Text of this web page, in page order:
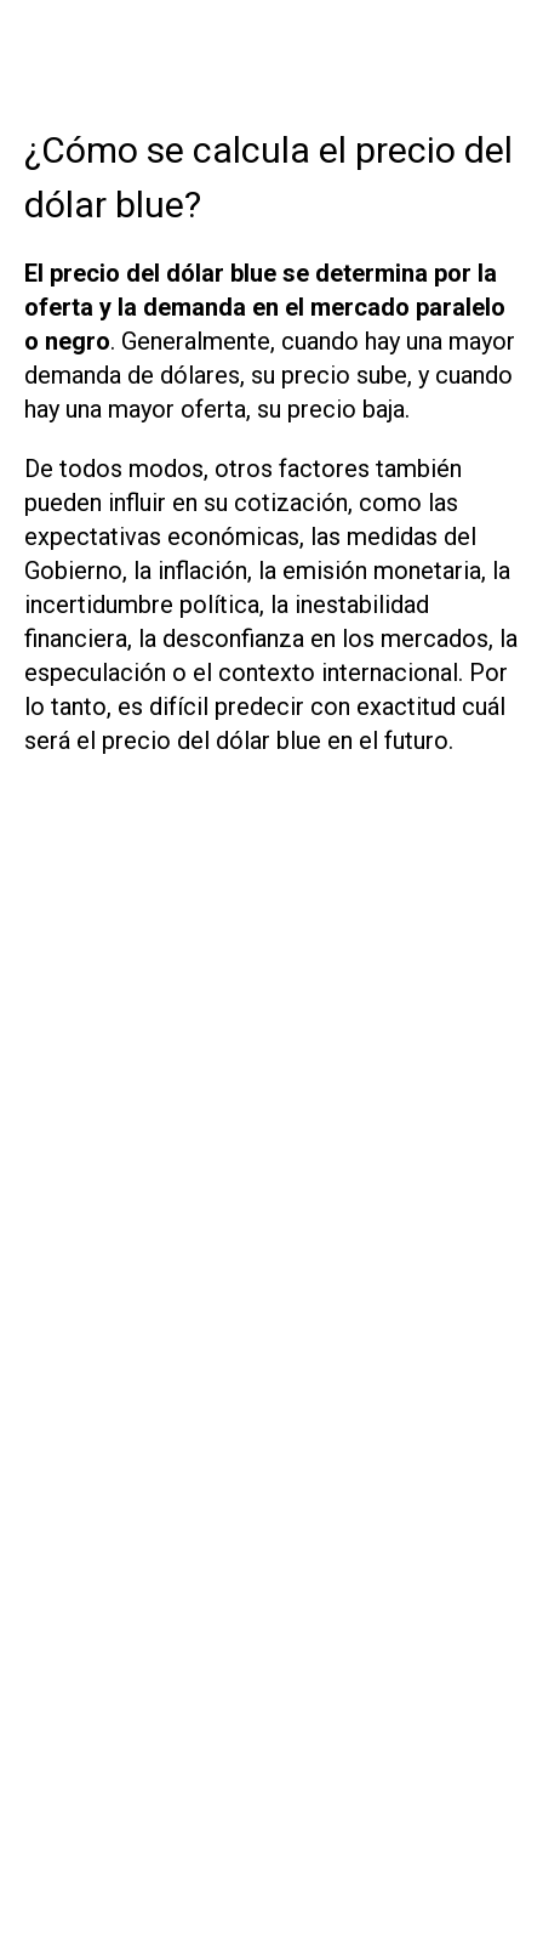
¿Cómo se calcula el precio del
dólar blue?
El precio del dólar blue se determina por la
oferta y la demanda en el mercado paralelo
o negro. Generalmente, cuando hay una mayor
demanda de dólares, su precio sube, y cuando
hay una mayor oferta, su precio baja.
De todos modos, otros factores también
pueden influir en su cotización, como las
expectativas económicas, las medidas del
Gobierno, la inflación, la emisión monetaria, la
incertidumbre política, la inestabilidad
financiera, la desconfianza en los mercados, la
especulación o el contexto internacional. Por
lo tanto, es difícil predecir con exactitud cuál
será el precio del dólar blue en el futuro.